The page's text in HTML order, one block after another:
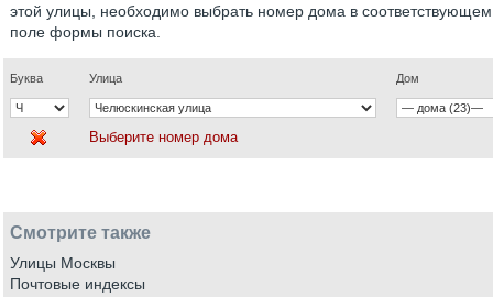
этой улицы, необходимо выбрать номер дома в соответствующем
поле формы поиска.
Буква Улица Дом
Выберите номер дома
Смотрите также
Улицы Москвы
Почтовые индексы